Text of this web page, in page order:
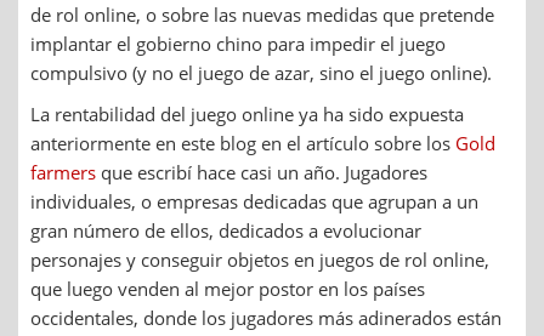
de rol online, o sobre las nuevas medidas que pretende
implantar el gobierno chino para impedir el juego
compulsivo (y no el juego de azar, sino el juego online).
La rentabilidad del juego online ya ha sido expuesta
anteriormente en este blog en el artículo sobre los Gold
farmers que escribí hace casi un año. Jugadores
individuales, o empresas dedicadas que agrupan a un
gran número de ellos, dedicados a evolucionar
personajes y conseguir objetos en juegos de rol online,
que luego venden al mejor postor en los países
occidentales, donde los jugadores más adinerados están